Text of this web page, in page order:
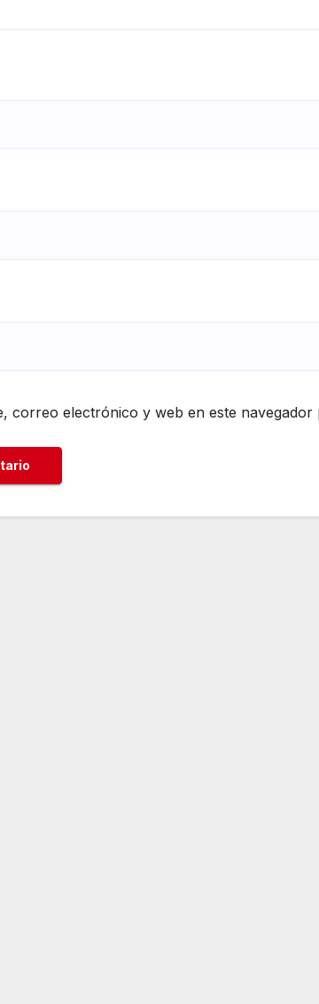
correo electrónico y web en este